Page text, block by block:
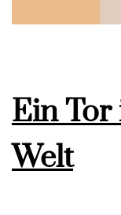
Ein Tor
Welt